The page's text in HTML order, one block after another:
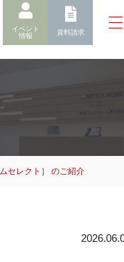
イベント
情報
資料請求
セレクト］ のご紹介